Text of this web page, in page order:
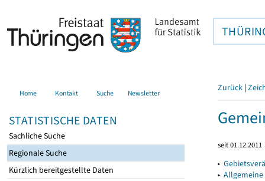
Home Kontakt Suche Newsletter
STATISTISCHE DATEN
Sachliche Suche
Regionale Suche
Kürzlich bereitgestellte Daten
Zurück |
seit 01.12.2011
▸
▸